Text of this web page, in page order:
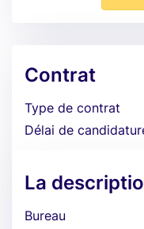
Contrat
Type de contrat
Délai de
La
Bureau